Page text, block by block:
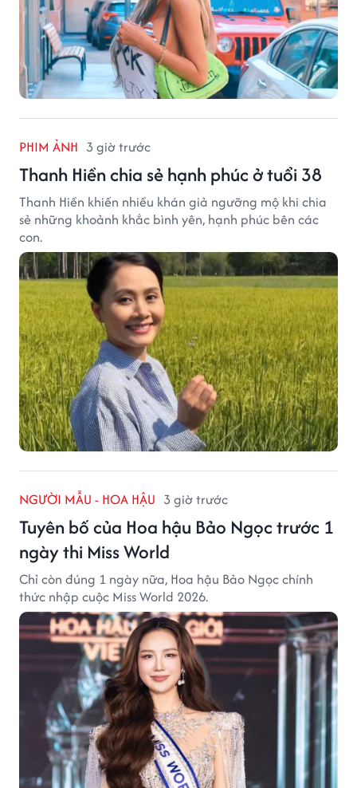
PHIM ẢNH 3 giờ trước
Thanh Hiền chia sẻ hạnh phúc ở tuổi 38
Thanh Hiền khiến nhiều khán giả ngưỡng mộ khi chia
sẻ những khoảnh khắc bình yên, hạnh phúc bên các
con.
NGƯỜI MẪU - HOA HẬU 3 giờ trước
Tuyên bố của Hoa hậu Bảo Ngọc trước 1
ngày thi Miss World
Chỉ còn đúng 1 ngày nữa, Hoa hậu Bảo Ngọc chính
thức nhập cuộc Miss World 2026.